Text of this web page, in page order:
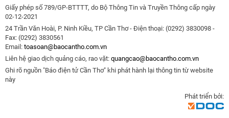
Giấy phép số 789/GP-BTTTT, do Bộ Thông Tin và Truyền Thông cấp ngày
02-12-2021
24 Trần Văn Hoài, P. Ninh Kiều, TP Cần Thơ - Điện thoại: (0292) 3830098 -
Fax: (0292) 3830561
Email: toasoan@baocantho.com.vn
Liên hệ giao dịch quảng cáo, rao vặt: quangcao@baocantho.com.vn
Ghi rõ nguồn "Báo điện tử Cần Thơ" khi phát hành lại thông tin từ website
này
Phát triển bởi: